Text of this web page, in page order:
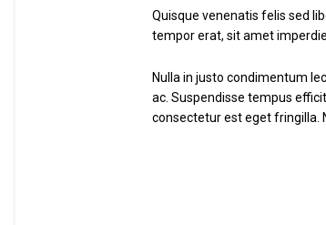
Quisque venenatis felis sed
tempor erat, sit amet
Nulla in justo condimentum
ac. Suspendisse tempus
consectetur est eget fringilla.